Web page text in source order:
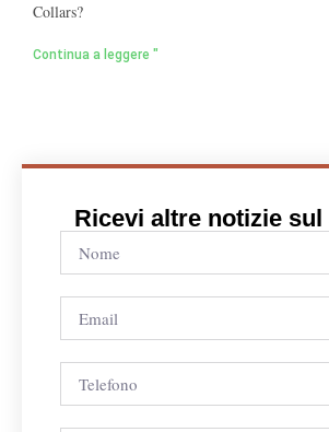
Collars?
Continua a leggere "
Ricevi altre notizie sul